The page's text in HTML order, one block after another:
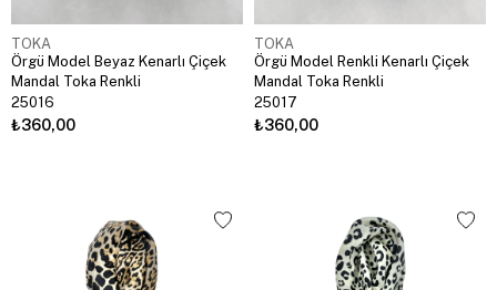
TOKA
Örgü Model Beyaz Kenarlı Çiçek
Mandal Toka Renkli
25016
₺360,00
TOKA
Örgü Model Renkli Kenarlı Çiçek
Mandal Toka Renkli
25017
₺360,00